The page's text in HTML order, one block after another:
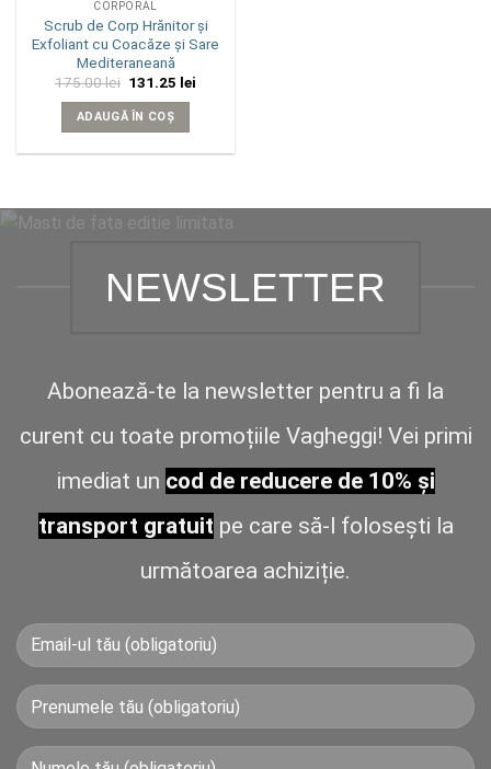
CORPORAL
Scrub de Corp Hrănitor și
Exfoliant cu Coacăze și Sare
Mediteraneană
175.00lei Prețul
a
fost:
175.00 lei.
131.25 lei
ADAUGĂ ÎN COȘ
NEWSLETTER
Abonează-te la newsletter pentru a fi la
curent cu toate promoțiile Vagheggi! Vei primi
imediat un cod de reducere de 10% și
transport gratuit pe care să-l folosești la
următoarea achiziție.